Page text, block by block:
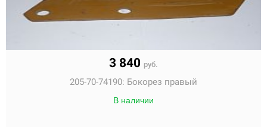
3 840 руб.
205-70-74190: Бокорез правый
В наличии